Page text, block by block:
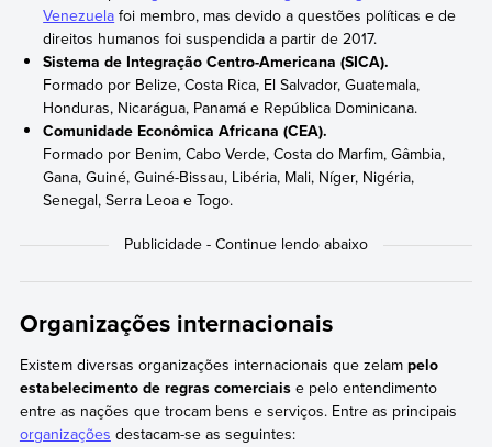
Venezuela foi membro, mas devido a questões políticas e de
direitos humanos foi suspendida a partir de 2017.
Sistema de Integração Centro-Americana (SICA).
Formado por Belize, Costa Rica, El Salvador, Guatemala,
Honduras, Nicarágua, Panamá e República Dominicana.
Comunidade Econômica Africana (CEA).
Formado por Benim, Cabo Verde, Costa do Marfim, Gâmbia,
Gana, Guiné, Guiné-Bissau, Libéria, Mali, Níger, Nigéria,
Senegal, Serra Leoa e Togo.
Organizações internacionais
Existem diversas organizações internacionais que zelam pelo
estabelecimento de regras comerciais e pelo entendimento
entre as nações que trocam bens e serviços. Entre as principais
organizações destacam-se as seguintes: